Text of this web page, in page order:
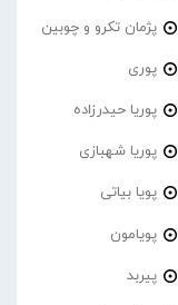
پژمان تکرو و چوبین
پوری
پوریا حیدرزاده
پوریا شهبازی
پویا بیاتی
پویامون
پیربد